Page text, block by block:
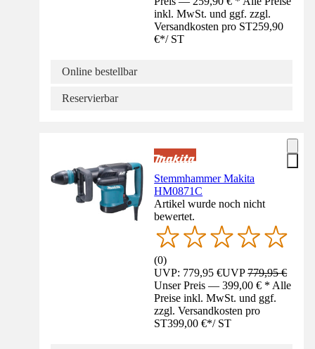
inkl. MwSt. und ggf. zzgl.
Versandkosten pro ST259,90
€*/ ST
Online bestellbar
Reservierbar
Stemmhammer Makita
HM0871C
Artikel wurde noch nicht
bewertet.
(0)
UVP: 779,95 €UVP779,95 €
Unser Preis — 399,00 € * Alle
Preise inkl. MwSt. und ggf.
zzgl. Versandkosten pro
ST399,00 €*/ ST